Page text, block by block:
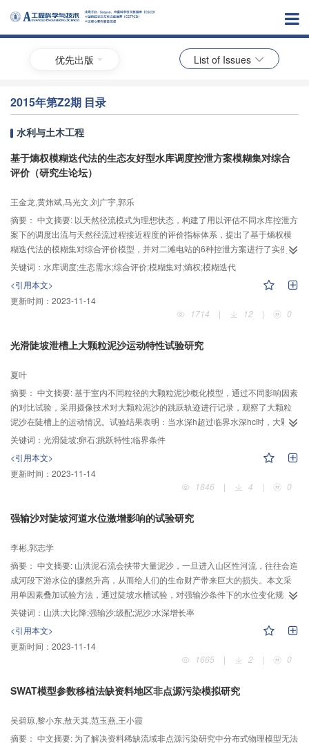
优先出版 List of Issues
2015年第Z2期 目录
水利与土木工程
基于熵权模糊迭代法的生态友好型水库调度控泄方案模糊集对综合
评价（研究生论坛）
王金龙,黄炜斌,马光文,刘广宇,郭乐
摘要： 中文摘要: 以天然径流模式为理想状态，构建了用以评估不同水库控泄方
案下的调度出流与天然径流过程接近程度的评价指标体系，提出了基于熵权模
糊迭代法的模糊集对综合评价模型，并对二滩电站的6种控泄方案进行了实例分
析。结果表明，相比复合模糊物元法，新方法不仅可以直接确定所有评价方案
公平竞争下的指标权重，而且还能同时从外部整体与内部关系结构上分析评价
方案与评价等级间的不确定性关系，使得评估结论更加合理可靠，说明该方法
切实可行、可操作性强。
关键词： 水库调度;生态需水;综合评价;模糊集对;熵权;模糊迭代
<引用本文>
更新时间： 2023-11-14
1714
| 12 | 0
光滑陡坡泄槽上大颗粒泥沙运动特性试验研究
夏叶
摘要： 中文摘要: 基于室内不同粒径的大颗粒泥沙概化模型，通过不同影响因素
的对比试验，采用摄像技术对大颗粒泥沙的跳跃轨迹进行记录，观察了大颗粒
泥沙在陡槽上的运动情况。试验结果表明：当水深h超过临界水深hc时，大颗粒
泥沙将不再跳跃，且随着粒径d的增加，临界水深hc逐渐变大，hc约等于d;通过
分析卵石跳跃的特性，可知当粒径d与坡度J一定时，水深h与卵石的跃高Lh、跃
长Ll呈负相关；当h,J一定时，d与Lh,Ll呈正相关；当h,d一定时， 随着J的增
加，Lh变小，Ll增加；Lh,Ll与粒径的倍数关系k,m与h,d呈负相关。本试验结论
将对泄水建筑物的防护设计提供一定的参考依据。
关键词： 光滑陡坡;卵石;跳跃特性;临界条件
<引用本文>
更新时间： 2023-11-14
1846
| 4 | 0
强输沙对陡坡河道水位激增影响的试验研究
李彬,郭志学
摘要： 中文摘要: 山洪泥石流会挟带大量泥沙，一旦进入山区性河流，往往会造
成河段下游水位的骤然升高，从而给人们的生命财产带来巨大的损失。本文采
用单因素叠加试验方法，通过陡坡水槽试验，对强输沙条件下的水位变化规律
进行了初步探索。试验结果表明，陡坡河道上的高强度泥沙输移，一方面增加
了水流流量，另一方面增加了水流阻力，两者均可导致水位的显著增加。随着
泥沙加入，试验水槽内水深将显著增加，并随着输沙过程的结束而回落。总体
上，中等粒径的泥沙引起的水位增幅最高。随着水深（流量）的增加，水深变
率（增幅）存在先增大后减小的规律。综合本文及前人研究成果，研究发现，
关键词： 山洪;大比降;强输沙;级配;泥沙;水深增长率
<引用本文>
更新时间： 2023-11-14
1665
| 2 | 0
SWAT模型参数移植法缺资料地区非点源污染模拟研究
吴碧琼,黎小东,敖天其,范玉燕,王小霞
摘要： 中文摘要: 为了解决资料稀缺流域非点源污染研究中分布式物理模型无法